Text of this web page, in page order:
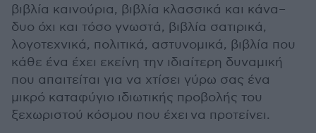
βιβλία καινούρια, βιβλία κλασσικά και κάνα–
δυο όχι και τόσο γνωστά, βιβλία σατιρικά,
λογοτεχνικά, πολιτικά, αστυνομικά, βιβλία που
κάθε ένα έχει εκείνη την ιδιαίτερη δυναμική
που απαιτείται για να χτίσει γύρω σας ένα
μικρό καταφύγιο ιδιωτικής προβολής του
ξεχωριστού κόσμου που έχει να προτείνει.